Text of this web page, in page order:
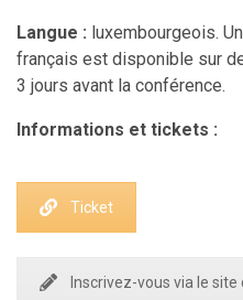
Langue : luxembourgeois.
français est disponible sur
3 jours avant la conférence.
Informations et tickets :
Ticket
Inscrivez-vous via le site